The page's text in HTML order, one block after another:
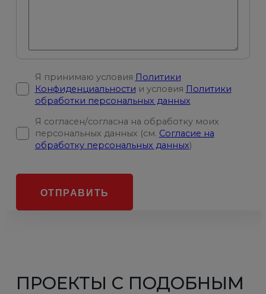
Я принимаю условия Политики
Конфиденциальности и условия Политики
обработки персональных данных
Я согласен/согласна на обработку моих
персональных данных (см. Согласие на
обработку персональных данных)
ОТПРАВИТЬ
ПРОЕКТЫ С ПОДОБНЫМ